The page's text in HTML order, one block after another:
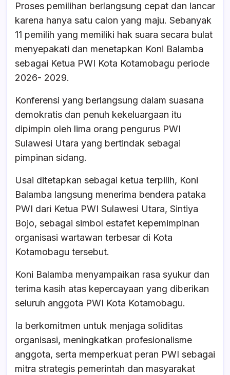
k
Proses pemilihan berlangsung cepat dan lancar
karena hanya satu calon yang maju. Sebanyak
11 pemilih yang memiliki hak suara secara bulat
menyepakati dan menetapkan Koni Balamba
sebagai Ketua PWI Kota Kotamobagu periode
2026- 2029.
Konferensi yang berlangsung dalam suasana
demokratis dan penuh kekeluargaan itu
dipimpin oleh lima orang pengurus PWI
Sulawesi Utara yang bertindak sebagai
pimpinan sidang.
Usai ditetapkan sebagai ketua terpilih, Koni
Balamba langsung menerima bendera pataka
PWI dari Ketua PWI Sulawesi Utara, Sintiya
Bojo, sebagai simbol estafet kepemimpinan
organisasi wartawan terbesar di Kota
Kotamobagu tersebut.
Koni Balamba menyampaikan rasa syukur dan
terima kasih atas kepercayaan yang diberikan
seluruh anggota PWI Kota Kotamobagu.
Ia berkomitmen untuk menjaga soliditas
organisasi, meningkatkan profesionalisme
anggota, serta memperkuat peran PWI sebagai
mitra strategis pemerintah dan masyarakat